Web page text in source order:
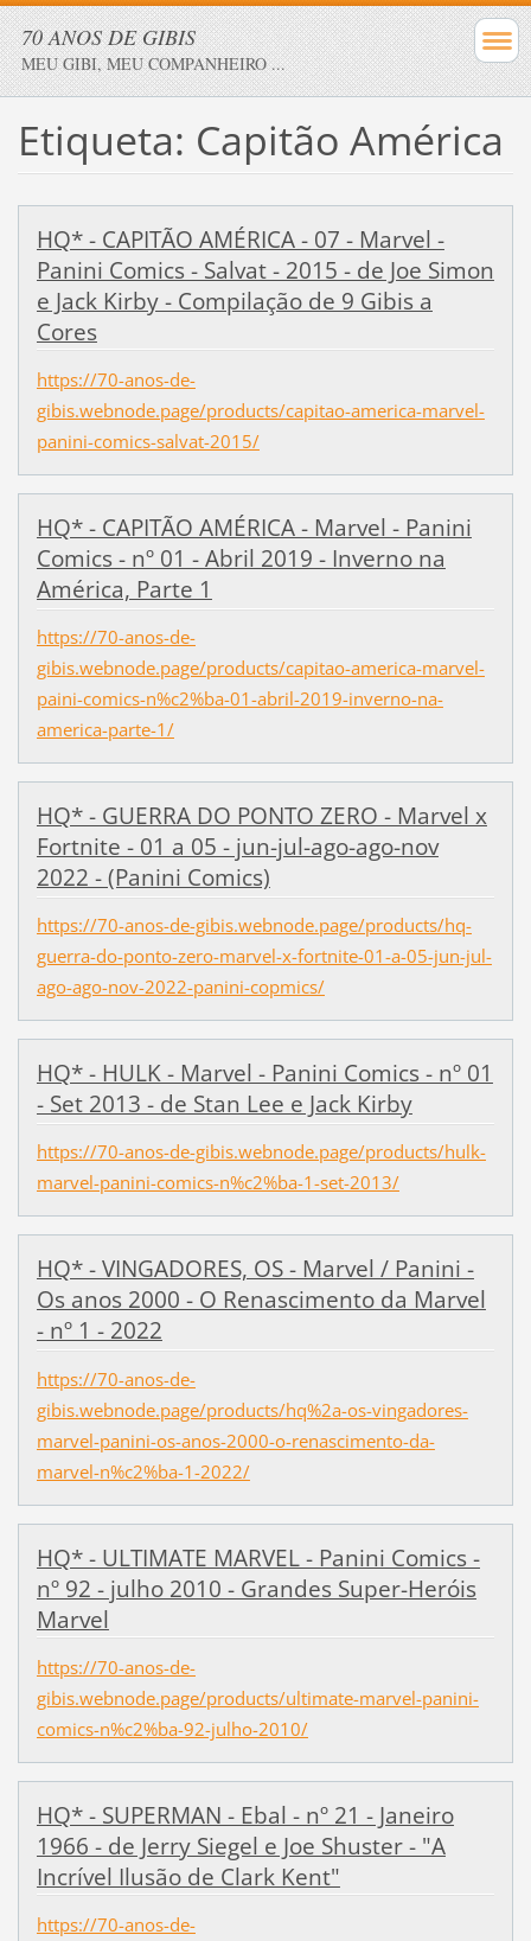
70 ANOS DE GIBIS
MEU GIBI, MEU COMPANHEIRO ...
Etiqueta: Capitão América
HQ* - CAPITÃO AMÉRICA - 07 - Marvel -
Panini Comics - Salvat - 2015 - de Joe Simon
e Jack Kirby - Compilação de 9 Gibis a
Cores
https://70-anos-de-
gibis.webnode.page/products/capitao-america-marvel-
panini-comics-salvat-2015/
HQ* - CAPITÃO AMÉRICA - Marvel - Panini
Comics - nº 01 - Abril 2019 - Inverno na
América, Parte 1
https://70-anos-de-
gibis.webnode.page/products/capitao-america-marvel-
paini-comics-n%c2%ba-01-abril-2019-inverno-na-
america-parte-1/
HQ* - GUERRA DO PONTO ZERO - Marvel x
Fortnite - 01 a 05 - jun-jul-ago-ago-nov
2022 - (Panini Comics)
https://70-anos-de-gibis.webnode.page/products/hq-
guerra-do-ponto-zero-marvel-x-fortnite-01-a-05-jun-jul-
ago-ago-nov-2022-panini-copmics/
HQ* - HULK - Marvel - Panini Comics - nº 01
- Set 2013 - de Stan Lee e Jack Kirby
https://70-anos-de-gibis.webnode.page/products/hulk-
marvel-panini-comics-n%c2%ba-1-set-2013/
HQ* - VINGADORES, OS - Marvel / Panini -
Os anos 2000 - O Renascimento da Marvel
- nº 1 - 2022
https://70-anos-de-
gibis.webnode.page/products/hq%2a-os-vingadores-
marvel-panini-os-anos-2000-o-renascimento-da-
marvel-n%c2%ba-1-2022/
HQ* - ULTIMATE MARVEL - Panini Comics -
nº 92 - julho 2010 - Grandes Super-Heróis
Marvel
https://70-anos-de-
gibis.webnode.page/products/ultimate-marvel-panini-
comics-n%c2%ba-92-julho-2010/
HQ* - SUPERMAN - Ebal - nº 21 - Janeiro
1966 - de Jerry Siegel e Joe Shuster - "A
Incrível Ilusão de Clark Kent"
https://70-anos-de-